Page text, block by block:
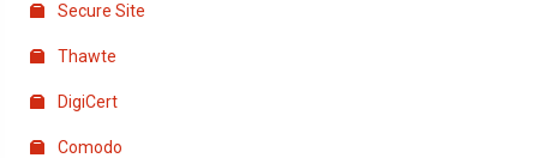
Secure Site
Thawte
DigiCert
Comodo